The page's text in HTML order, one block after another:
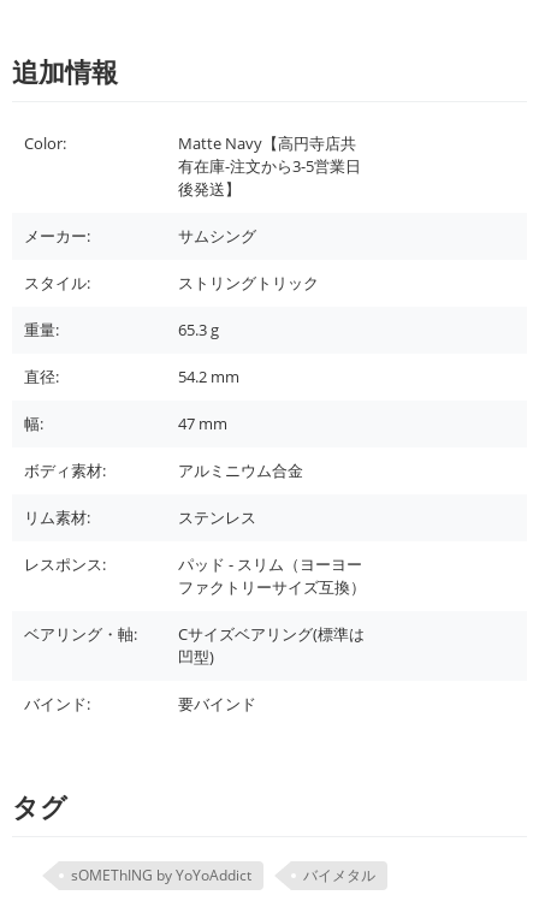
追加情報
Color:
Matte Navy【高円寺店共
有在庫-注文から3-5営業日
後発送】
メーカー: サムシング
スタイル: ストリングトリック
重量: 65.3g
直径: 54.2 mm
幅: 47 mm
ボディ素材: アルミニウム合金
リム素材: ステンレス
レスポンス:
パッド - スリム（ヨーヨー
ファクトリーサイズ互換）
ベアリング・軸:
Cサイズベアリング(標準は
凹型)
バインド: 要バインド
タグ
sOMEThING by YoYoAddict バイメタル